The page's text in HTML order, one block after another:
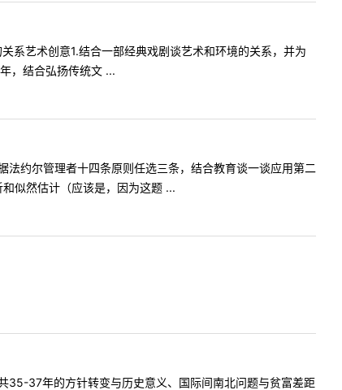
系艺术创意1.结合一部经典戏剧谈艺术和环境的关系，并为
，结合弘扬传统文 ...
约尔管理者十四条原则任选三条，结合教育谈一谈应用第二
似然估计（应该是，因为这题 ...
35-37年的方针转变与历史意义、国际间南北问题与贫富差距